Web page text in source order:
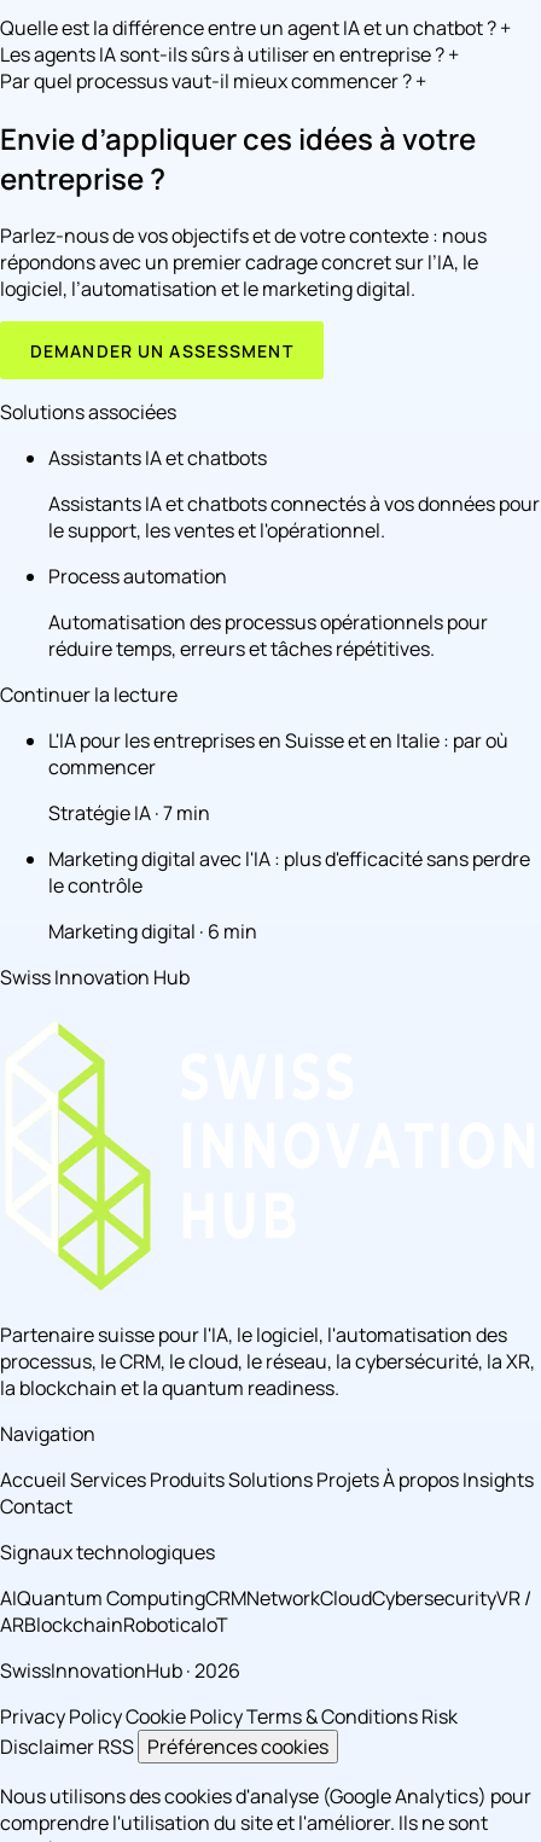
Quelle est la différence entre un agent IA et un chatbot ?+
Les agents IA sont-ils sûrs à utiliser en entreprise ?+
Par quel processus vaut-il mieux commencer ?+
Envie d’appliquer ces idées à votre
entreprise ?
Parlez-nous de vos objectifs et de votre contexte : nous
répondons avec un premier cadrage concret sur l’IA, le
logiciel, l’automatisation et le marketing digital.
DEMANDER UN ASSESSMENT
Solutions associées
Assistants IA et chatbots
Assistants IA et chatbots connectés à vos données pour
le support, les ventes et l'opérationnel.
Process automation
Automatisation des processus opérationnels pour
réduire temps, erreurs et tâches répétitives.
Continuer la lecture
L'IA pour les entreprises en Suisse et en Italie : par où
commencer
Stratégie IA · 7 min
Marketing digital avec l'IA : plus d'efficacité sans perdre
le contrôle
Marketing digital · 6 min
Swiss Innovation Hub
Partenaire suisse pour l'IA, le logiciel, l'automatisation des
processus, le CRM, le cloud, le réseau, la cybersécurité, la XR,
la blockchain et la quantum readiness.
Navigation
AccueilServicesProduitsSolutionsProjetsÀ proposInsights
Contact
Signaux technologiques
AIQuantum ComputingCRMNetworkCloudCybersecurityVR /
ARBlockchainRoboticaIoT
SwissInnovationHub · 2026
Privacy PolicyCookie PolicyTerms & ConditionsRisk
DisclaimerRSS Préférences cookies
Nous utilisons des cookies d'analyse (Google Analytics) pour
comprendre l'utilisation du site et l'améliorer. Ils ne sont